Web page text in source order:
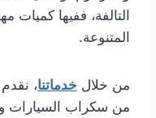
التالفة، ففيها كميات
المتنوعة.
من خلال خدماتنا،
من سكراب السيارات